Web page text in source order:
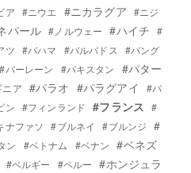
ア #ニウエ #ニカラグア #ニジ
パール #ノルウェー #ハイチ
#
ツ #バハマ #バルバドス
#バング
#バーレーン #パキスタン
#パター
ア #パラオ #パラグアイ
#パ
ン #フィンランド #フランス
#
ナファソ #ブルネイ #ブルンジ
#
ン #ベトナム #ベナン
#ベネズ
#ベルギー #ペルー
#ホンジュラ